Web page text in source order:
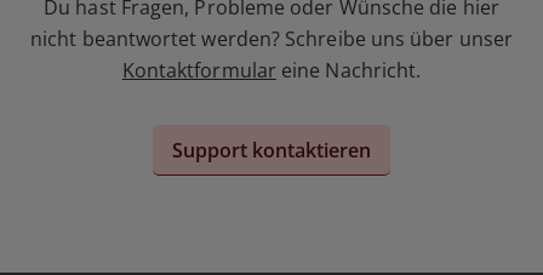
Du hast Fragen, Probleme oder Wünsche die hier
nicht beantwortet werden? Schreibe uns über unser
Kontaktformular eine Nachricht.
Support kontaktieren